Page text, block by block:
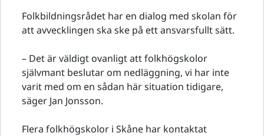
Folkbildningsrådet har en dialog med skolan för
att avvecklingen ska ske på ett ansvarsfullt sätt.
– Det är väldigt ovanligt att folkhögskolor
självmant beslutar om nedläggning, vi har inte
varit med om en sådan här situation tidigare,
säger Jan Jonsson.
Flera folkhögskolor i Skåne har kontaktat